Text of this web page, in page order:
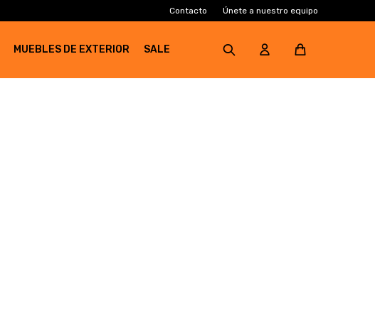
MUEBLES DE EXTERIOR SALE
Contacto Únete a nuestro equipo